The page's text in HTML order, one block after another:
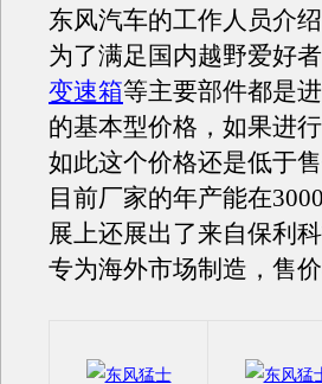
东风汽车的工作人员介
为了满足国内越野爱好
变速箱等主要部件都是
的基本型价格，如果进
如此这个价格还是低于
目前厂家的年产能在
展上还展出了来自保利
专为海外市场制造，售价